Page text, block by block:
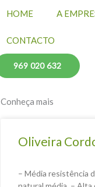
HOME A
CONTACTO
969 020 632
Conheça mais
Oliveira
– Média resistência